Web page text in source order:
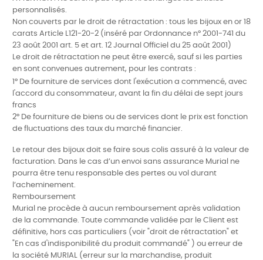
personnalisés.
Non couverts par le droit de rétractation : tous les bijoux en or 18
carats Article L121-20-2 (inséré par Ordonnance n° 2001-741 du
23 août 2001 art. 5 et art. 12 Journal Officiel du 25 août 2001)
Le droit de rétractation ne peut être exercé, sauf si les parties
en sont convenues autrement, pour les contrats :
1° De fourniture de services dont l'exécution a commencé, avec
l'accord du consommateur, avant la fin du délai de sept jours
francs
2° De fourniture de biens ou de services dont le prix est fonction
de fluctuations des taux du marché financier.
Le retour des bijoux doit se faire sous colis assuré à la valeur de
facturation. Dans le cas d’un envoi sans assurance Murial ne
pourra être tenu responsable des pertes ou vol durant
l’acheminement.
Remboursement
Murial ne procède à aucun remboursement après validation
de la commande. Toute commande validée par le Client est
définitive, hors cas particuliers (voir "droit de rétractation" et
"En cas d'indisponibilité du produit commandé" ) ou erreur de
la société MURIAL (erreur sur la marchandise, produit